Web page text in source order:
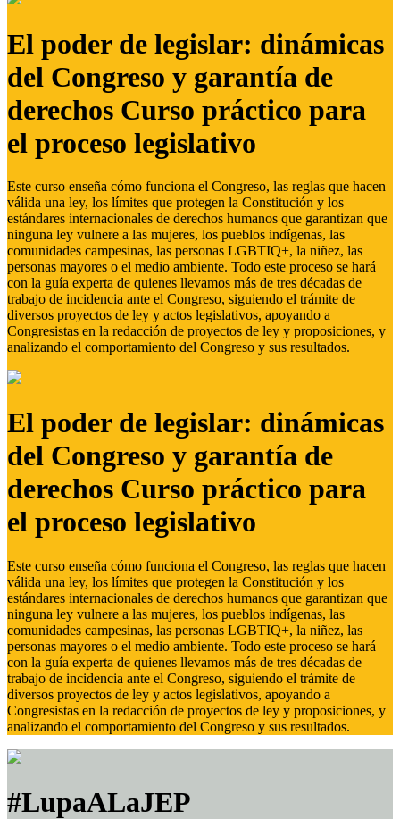
El poder de legislar: dinámicas
del Congreso y garantía de
derechos Curso práctico para
el proceso legislativo
Este curso enseña cómo funciona el Congreso, las reglas que hacen
válida una ley, los límites que protegen la Constitución y los
estándares internacionales de derechos humanos que garantizan que
ninguna ley vulnere a las mujeres, los pueblos indígenas, las
comunidades campesinas, las personas LGBTIQ+, la niñez, las
personas mayores o el medio ambiente. Todo este proceso se hará
con la guía experta de quienes llevamos más de tres décadas de
trabajo de incidencia ante el Congreso, siguiendo el trámite de
diversos proyectos de ley y actos legislativos, apoyando a
Congresistas en la redacción de proyectos de ley y proposiciones, y
analizando el comportamiento del Congreso y sus resultados.
El poder de legislar: dinámicas
del Congreso y garantía de
derechos Curso práctico para
el proceso legislativo
Este curso enseña cómo funciona el Congreso, las reglas que hacen
válida una ley, los límites que protegen la Constitución y los
estándares internacionales de derechos humanos que garantizan que
ninguna ley vulnere a las mujeres, los pueblos indígenas, las
comunidades campesinas, las personas LGBTIQ+, la niñez, las
personas mayores o el medio ambiente. Todo este proceso se hará
con la guía experta de quienes llevamos más de tres décadas de
trabajo de incidencia ante el Congreso, siguiendo el trámite de
diversos proyectos de ley y actos legislativos, apoyando a
Congresistas en la redacción de proyectos de ley y proposiciones, y
analizando el comportamiento del Congreso y sus resultados.
#LupaALaJEP